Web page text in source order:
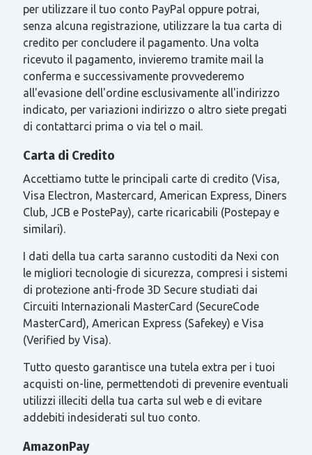
per utilizzare il tuo conto PayPal oppure potrai,
senza alcuna registrazione, utilizzare la tua carta di
credito per concludere il pagamento. Una volta
ricevuto il pagamento, invieremo tramite mail la
conferma e successivamente provvederemo
all'evasione dell'ordine esclusivamente all'indirizzo
indicato, per variazioni indirizzo o altro siete pregati
di contattarci prima o via tel o mail.
Carta di Credito
Accettiamo tutte le principali carte di credito (Visa,
Visa Electron, Mastercard, American Express, Diners
Club, JCB e PostePay), carte ricaricabili (Postepay e
similari).
I dati della tua carta saranno custoditi da Nexi con
le migliori tecnologie di sicurezza, compresi i sistemi
di protezione anti-frode 3D Secure studiati dai
Circuiti Internazionali MasterCard (SecureCode
MasterCard), American Express (Safekey) e Visa
(Verified by Visa).
Tutto questo garantisce una tutela extra per i tuoi
acquisti on-line, permettendoti di prevenire eventuali
utilizzi illeciti della tua carta sul web e di evitare
addebiti indesiderati sul tuo conto.
AmazonPay